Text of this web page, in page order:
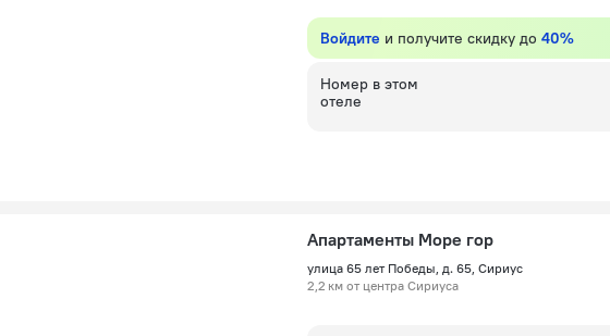
Войдите и получите скидку до 40%
Номер в этом
отеле
Апартаменты Море гор
улица 65 лет Победы, д. 65, Сириус
2,2 км от центра Сириуса